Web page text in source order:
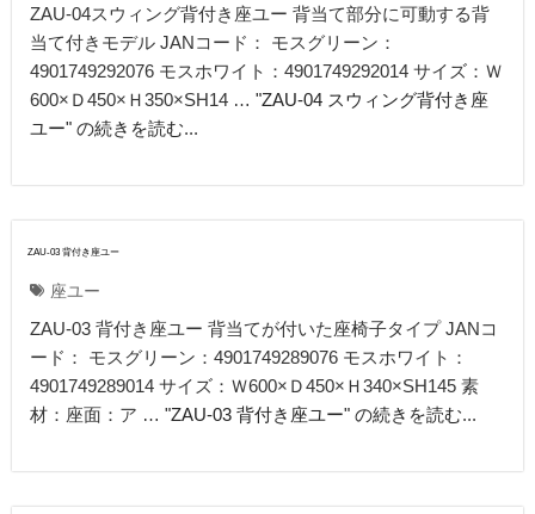
ZAU-04スウィング背付き座ユー 背当て部分に可動する背
当て付きモデル JANコード： モスグリーン：
4901749292076 モスホワイト：4901749292014 サイズ：Ｗ
600×Ｄ450×Ｈ350×SH14 … "ZAU-04 スウィング背付き座
ユー" の続きを読む...
ZAU-03 背付き座ユー
座ユー
ZAU-03 背付き座ユー 背当てが付いた座椅子タイプ JANコ
ード： モスグリーン：4901749289076 モスホワイト：
4901749289014 サイズ：Ｗ600×Ｄ450×Ｈ340×SH145 素
材：座面：ア … "ZAU-03 背付き座ユー" の続きを読む...